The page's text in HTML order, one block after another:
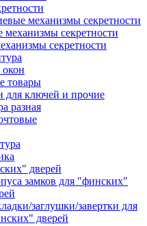
механизмы секретности
механизмы секретности
секретности
товары
для ключей и прочие
разная
дверей
замков для "финских"
заглушки/завертки для
дверей